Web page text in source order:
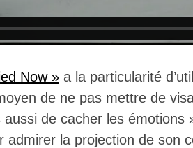
Now » a la particularité
de ne pas mettre de
aussi de cacher les
admirer la projection de son